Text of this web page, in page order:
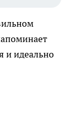
и идеально